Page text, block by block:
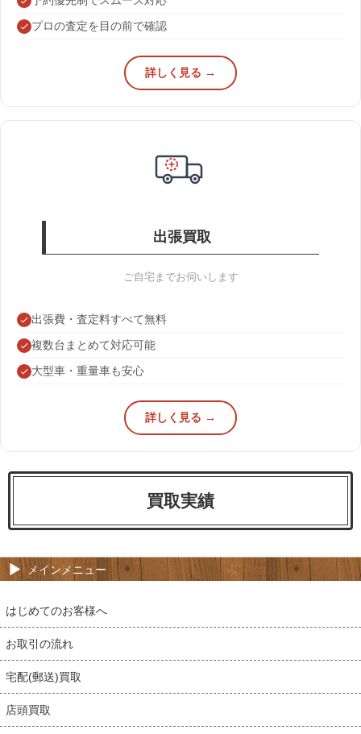
プロの査定を目の前で確認
詳しく見る →
出張買取
ご自宅までお伺いします
出張費・査定料すべて無料
複数台まとめて対応可能
大型車・重量車も安心
詳しく見る →
買取実績
メインメニュー
はじめてのお客様へ
お取引の流れ
宅配(郵送)買取
店頭買取